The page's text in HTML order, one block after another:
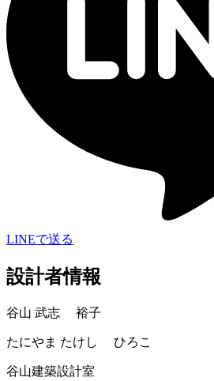
LINEで送る
設計者情報
谷山 武志 裕子
たにやま たけし ひろこ
谷山建築設計室